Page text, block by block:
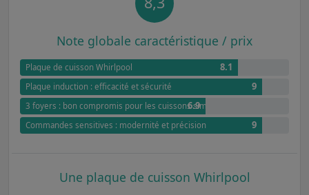
Note globale caractéristique / prix
Plaque de cuisson Whirlpool 8.1
Plaque induction : efficacité et sécurité 9
3 foyers : bon compromis pour les cuissons simples
6.9
Commandes sensitives : modernité et précision 9
Une plaque de cuisson Whirlpool